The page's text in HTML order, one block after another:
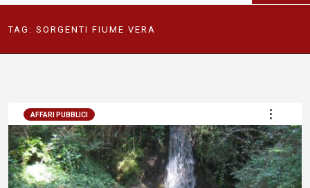
TAG: SORGENTI FIUME VERA
AFFARI PUBBLICI